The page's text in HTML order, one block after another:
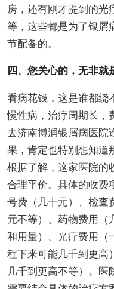
房，还有刚才提到的光
等，这些都是为了银屑
节配备的。
四、您关心的，无非就
看病花钱，这是谁都绕
慢性病，治疗周期长，
去济南博润银屑病医院
果，肯定也特别想知道
根据了解，这家医院的
合理平价。具体的收费
号费（几十元）、检查
元不等）、药物费用（
和用量）、光疗费用（
程下来可能几千到更高
几千到更高不等）。医